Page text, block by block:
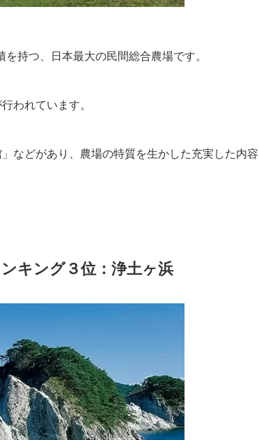
持つ、日本最大の民間総合農場です。
われています。
などがあり、農場の特質を生かした充実した内容
キング３位：浄土ヶ浜